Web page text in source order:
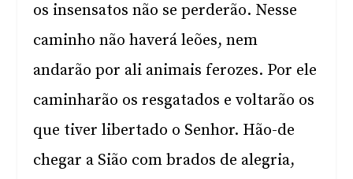
os insensatos não se perderão. Nesse
caminho não haverá leões, nem
andarão por ali animais ferozes. Por ele
caminharão os resgatados e voltarão os
que tiver libertado o Senhor. Hão-de
chegar a Sião com brados de alegria,